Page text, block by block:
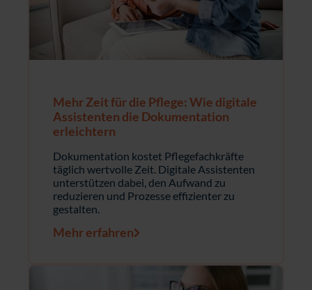
Mehr Zeit für die Pflege: Wie digitale
Assistenten die Dokumentation
erleichtern
Dokumentation kostet Pflegefachkräfte
täglich wertvolle Zeit. Digitale Assistenten
unterstützen dabei, den Aufwand zu
reduzieren und Prozesse effizienter zu
gestalten.
Mehr erfahren